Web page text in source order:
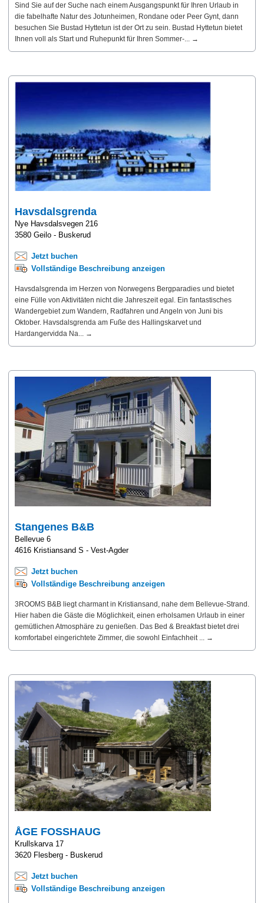
Sind Sie auf der Suche nach einem Ausgangspunkt für Ihren Urlaub in
die fabelhafte Natur des Jotunheimen, Rondane oder Peer Gynt, dann
besuchen Sie Bustad Hyttetun ist der Ort zu sein. Bustad Hyttetun bietet
Ihnen voll als Start und Ruhepunkt für Ihren Sommer-... →
Havsdalsgrenda
Nye Havsdalsvegen 216
3580 Geilo - Buskerud
Jetzt buchen
Vollständige Beschreibung anzeigen
Havsdalsgrenda im Herzen von Norwegens Bergparadies und bietet
eine Fülle von Aktivitäten nicht die Jahreszeit egal. Ein fantastisches
Wandergebiet zum Wandern, Radfahren und Angeln von Juni bis
Oktober. Havsdalsgrenda am Fuße des Hallingskarvet und
Hardangervidda Na... →
Stangenes B&B
Bellevue 6
4616 Kristiansand S - Vest-Agder
Jetzt buchen
Vollständige Beschreibung anzeigen
3ROOMS B&B liegt charmant in Kristiansand, nahe dem Bellevue-Strand.
Hier haben die Gäste die Möglichkeit, einen erholsamen Urlaub in einer
gemütlichen Atmosphäre zu genießen. Das Bed & Breakfast bietet drei
komfortabel eingerichtete Zimmer, die sowohl Einfachheit ... →
ÅGE FOSSHAUG
Krullskarva 17
3620 Flesberg - Buskerud
Jetzt buchen
Vollständige Beschreibung anzeigen